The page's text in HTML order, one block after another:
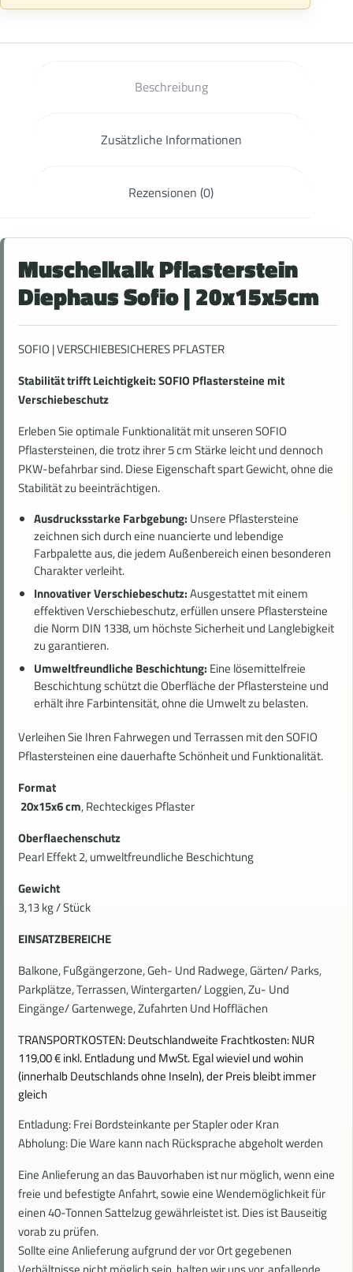
Beschreibung
Zusätzliche Informationen
Rezensionen (0)
Muschelkalk Pflasterstein
Diephaus Sofio|20x15x5cm
SOFIO | VERSCHIEBESICHERES PFLASTER
Stabilität trifft Leichtigkeit: SOFIO Pflastersteine mit
Verschiebeschutz
Erleben Sie optimale Funktionalität mit unseren SOFIO
Pflastersteinen, die trotz ihrer 5 cm Stärke leicht und dennoch
PKW-befahrbar sind. Diese Eigenschaft spart Gewicht, ohne die
Stabilität zu beeinträchtigen.
Ausdrucksstarke Farbgebung: Unsere Pflastersteine
zeichnen sich durch eine nuancierte und lebendige
Farbpalette aus, die jedem Außenbereich einen besonderen
Charakter verleiht.
Innovativer Verschiebeschutz:Ausgestattet mit einem
effektiven Verschiebeschutz, erfüllen unsere Pflastersteine
die Norm DIN 1338, um höchste Sicherheit und Langlebigkeit
zu garantieren.
Umweltfreundliche Beschichtung: Eine lösemittelfreie
Beschichtung schützt die Oberfläche der Pflastersteine und
erhält ihre Farbintensität, ohne die Umwelt zu belasten.
Verleihen Sie Ihren Fahrwegen und Terrassen mit den SOFIO
Pflastersteinen eine dauerhafte Schönheit und Funktionalität.
Format
20x15x6 cm, Rechteckiges Pflaster
Oberflaechenschutz
Pearl Effekt 2, umweltfreundliche Beschichtung
Gewicht
3,13 kg / Stück
EINSATZBEREICHE
Balkone, Fußgängerzone, Geh- Und Radwege, Gärten/ Parks,
Parkplätze, Terrassen, Wintergarten/ Loggien, Zu- Und
Eingänge/ Gartenwege, Zufahrten Und Hofflächen
TRANSPORTKOSTEN:Deutschlandweite Frachtkosten: NUR
119,00 € inkl. Entladung und MwSt. Egal wieviel und wohin
(innerhalb Deutschlands ohne Inseln), der Preis bleibt immer
gleich
Entladung: Frei Bordsteinkante per Stapler oder Kran
Abholung: Die Ware kann nach Rücksprache abgeholt werden
Eine Anlieferung an das Bauvorhaben ist nur möglich, wenn eine
freie und befestigte Anfahrt, sowie eine Wendemöglichkeit für
einen 40-Tonnen Sattelzug gewährleistet ist. Dies ist Bauseitig
vorab zu prüfen.
Sollte eine Anlieferung aufgrund der vor Ort gegebenen